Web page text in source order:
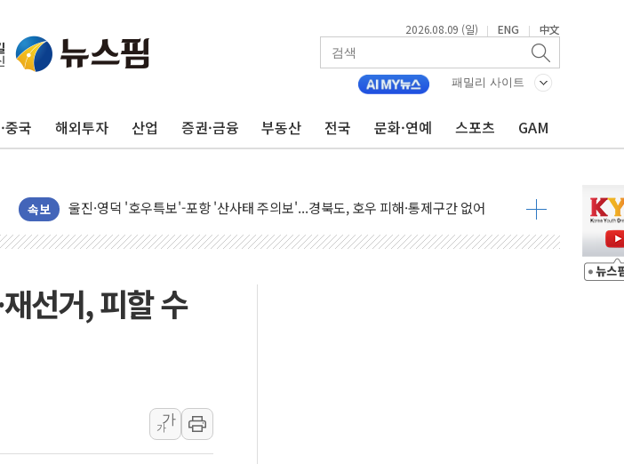
2026.08.09 (일) | ENG | 中文
패밀리 사이트
중국 해외투자 산업 증권·금융 부동산 전국 문화·연예 스포츠 GAM
속보
포항시 재난예산 40억 긴급 투입…고수온 양식장 복구·지원 '총력'
[종합] 김민석, 정청래에 '0.86%p' 차 재역전 성공...金 45.42% vs 鄭 44.56%
인천 합동연설회 나선 송영길·정청래·김민석 당대표 후보
인사하는 김민석 당대표 후보
[속보] 민주, 제주·인천 경선 결과 발표...김민석 47.75% 정청래 42.08%
美, 이란전 출구전략 만지작…공습 한계·탄약 부족 현실화
강릉·동해·삼척 시간당 최대 50㎜ 폭우…강원 동해안 강한 비 이어져
선거, 피할 수
가
가